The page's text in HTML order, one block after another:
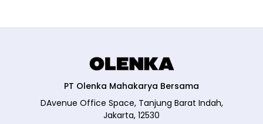
PT Olenka Mahakarya Bersama
DAvenue Office Space, Tanjung Barat Indah,
Jakarta, 12530